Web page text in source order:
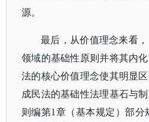
源。
最后，从价值理念来看
领域的基础性原则并将其内
法的核心价值理念使其明显
成民法的基础性法理基石与
则编第1章（基本规定）部分